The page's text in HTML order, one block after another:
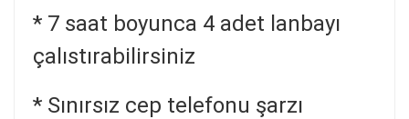
* 7 saat boyunca 4 adet lanbayı
çalıstırabilirsiniz
* Sınırsız cep telefonu şarzı